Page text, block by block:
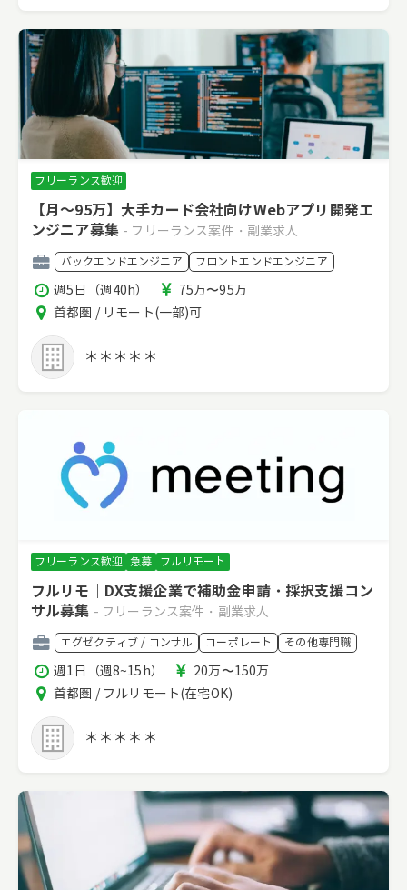
フリーランス歓迎
【月～95万】大手カード会社向けWebアプリ開発エ
ンジニア募集 - フリーランス案件・副業求人
職
種
バックエンドエンジニア フロントエンドエンジニア
稼
働
時
間
週5日（週40h）
報
酬
75万〜95万
エ
ア
首都圏 / リモート(一部)可
＊＊＊＊＊
フリーランス歓迎 急募 フルリモート
フルリモ｜DX支援企業で補助金申請・採択支援コン
サル募集 - フリーランス案件・副業求人
職
種
エグゼクティブ / コンサル コーポレート その他専門職
稼
働
時
間
週1日（週8~15h）
報
酬
20万〜150万
エ
ア
首都圏 / フルリモート(在宅OK)
＊＊＊＊＊